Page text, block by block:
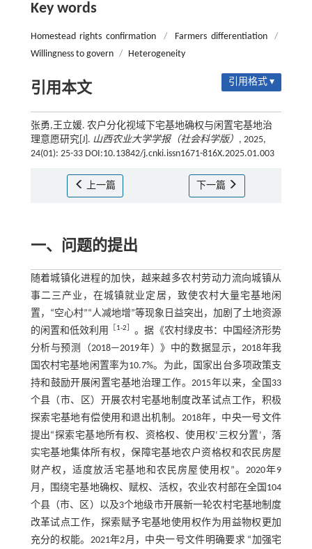
Key words
Homestead rights confirmation / Farmers differentiation
/
Willingness to govern / Heterogeneity
引用本文 引用格式 ▾
张勇,王立媛. 农户分化视域下宅基地确权与闲置宅基地治
理意愿研究[J]. 山西农业大学学报（社会科学版） , 2025,
24(01): 25-33 DOI:10.13842/j.cnki.issn1671-816X.2025.01.003
上一篇 下一篇
一、问题的提出
随着城镇化进程的加快，越来越多农村劳动力流向城镇从
事二三产业，在城镇就业定居，致使农村大量宅基地闲
置，“空心村”“人减地增”等现象日益突出，加剧了土地资源
的闲置和低效利用
1⁃2
。据《农村绿皮书：中国经济形势
分析与预测（2018—2019年）》中的数据显示，2018年我
国农村宅基地闲置率为10.7%。为此，国家出台多项政策支
持和鼓励开展闲置宅基地治理工作。2015年以来，全国33
个县（市、区）开展农村宅基地制度改革试点工作，积极
探索宅基地有偿使用和退出机制。2018年，中央一号文件
提出“探索宅基地所有权、资格权、使用权‘三权分置’，落
实宅基地集体所有权，保障宅基地农户资格权和农民房屋
财产权，适度放活宅基地和农民房屋使用权”。2020年9
月，围绕宅基地确权、赋权、活权，农业农村部在全国104
个县（市、区）以及3个地级市开展新一轮农村宅基地制度
改革试点工作，探索赋予宅基地使用权作为用益物权更加
充分的权能。2021年2月，中央一号文件明确要求 “加强宅